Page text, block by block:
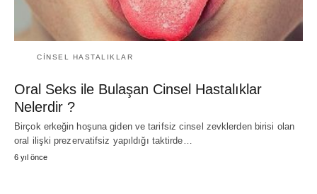
CINSEL HASTALIKLAR
Oral Seks ile Bulaşan Cinsel Hastalıklar
Nelerdir ?
Birçok erkeğin hoşuna giden ve tarifsiz cinsel zevklerden birisi olan
oral ilişki prezervatifsiz yapıldığı taktirde…
6 yıl önce